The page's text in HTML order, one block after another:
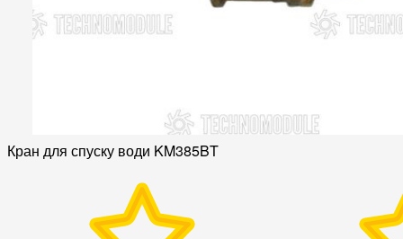
Кран для спуску води KM385BT